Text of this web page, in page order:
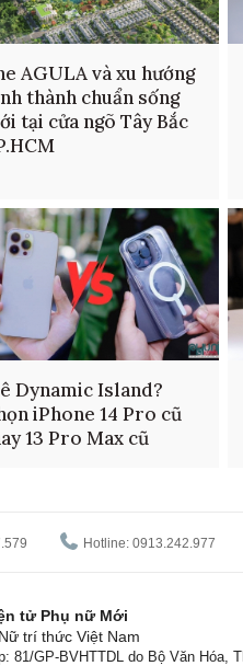
AGULA và xu hướng
thành chuẩn sống
tại cửa ngõ Tây Bắc
Dynamic Island?
iPhone 14 Pro cũ
13 Pro Max cũ
Hotline: 0913.242.977
tử Phụ nữ Mới
trí thức Việt Nam
81/GP-BVHTTDL do Bộ Văn Hóa,